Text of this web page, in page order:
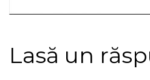
Lasă un